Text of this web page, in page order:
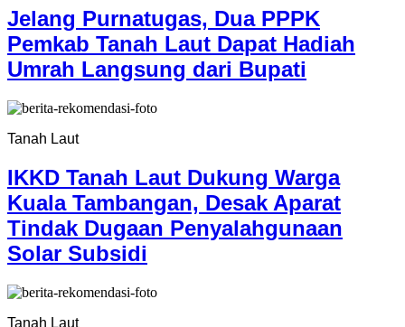
Jelang Purnatugas, Dua PPPK
Pemkab Tanah Laut Dapat Hadiah
Umrah Langsung dari Bupati
Tanah Laut
IKKD Tanah Laut Dukung Warga
Kuala Tambangan, Desak Aparat
Tindak Dugaan Penyalahgunaan
Solar Subsidi
Tanah Laut